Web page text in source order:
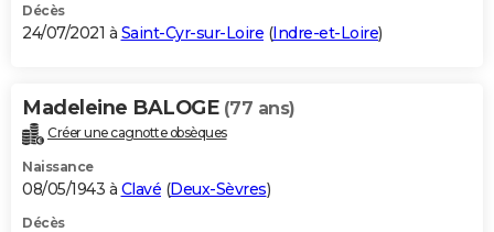
Décès
24/07/2021 à Saint-Cyr-sur-Loire (Indre-et-Loire)
Madeleine BALOGE (77 ans)
Créer une cagnotte obsèques
Naissance
08/05/1943 à Clavé (Deux-Sèvres)
Décès